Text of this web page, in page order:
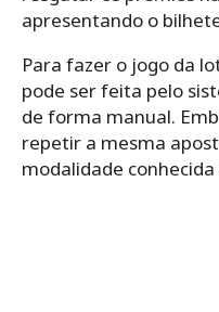
apresentando o
Para‌ ‌fazer‌ ‌o‌ ‌jogo da
‌pode‌ ‌ser‌ ‌feita‌ ‌pelo‌
‌de‌ ‌forma‌ ‌manual.‌
‌repetir‌ ‌a‌ ‌mesma‌
‌modalidade‌ ‌conhecida‌